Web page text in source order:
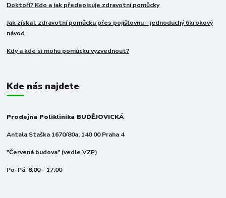
Doktoři? Kdo a jak předepisuje zdravotní pomůcky
Jak získat zdravotní pomůcku přes pojišťovnu – jednoduchý 6krokový
návod
Kdy a kde si mohu pomůcku vyzvednout?
Kde nás najdete
Prodejna Poliklinika BUDĚJOVICKÁ
Antala Staška 1670/80a, 140 00 Praha 4
"Červená budova" (vedle VZP)
Po-Pá 8:00 - 17:00